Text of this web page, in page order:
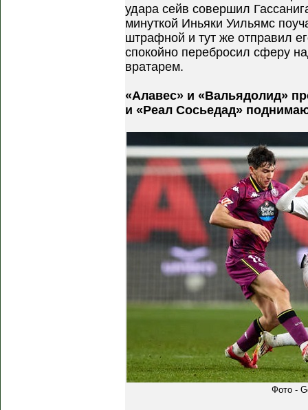
удара сейв совершил
минуткой Иньяки Уильямс
штрафной и тут же отправил
спокойно перебросил сферу
вратарем.
«Алавес» и «Вальядолид»
и «Реал Сосьедад»
Фото -